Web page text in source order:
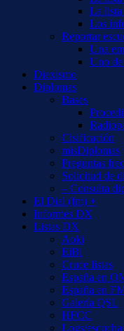
La lista
Los
Reportar
Una
Uno
Diexismo
Diplomas
Bases
Clsificación
misDiplomas
Preguntas
Solicitud de
– Consulta
El Dial (fm) +
Informes DX
Listas DX
Aoki
EiBi
Cruce listas
España en
España en
Galería QSL
HFCC
Logs/